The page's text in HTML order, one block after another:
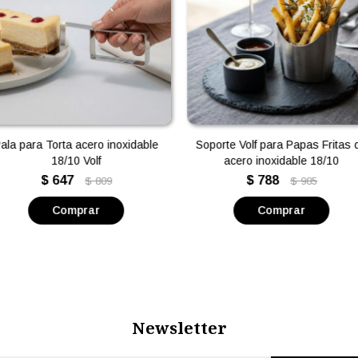
para Torta acero inoxidable
18/10 Volf
$ 647 $ 809
Soporte Volf para Papas Fritas
acero inoxidable 18/10
$ 788 $ 985
Newsletter